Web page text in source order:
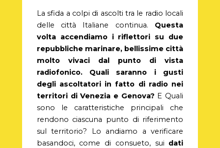
La sfida a colpi di ascolti tra le radio locali
delle città Italiane continua. Questa
volta accendiamo i riflettori su due
repubbliche marinare, bellissime città
molto vivaci dal punto di vista
radiofonico. Quali saranno i gusti
degli ascoltatori in fatto di radio nei
territori di Venezia e Genova? E Quali
sono le caratteristiche principali che
rendono ciascuna punto di riferimento
sul territorio? Lo andiamo a verificare
basandoci, come di consueto, sui dati